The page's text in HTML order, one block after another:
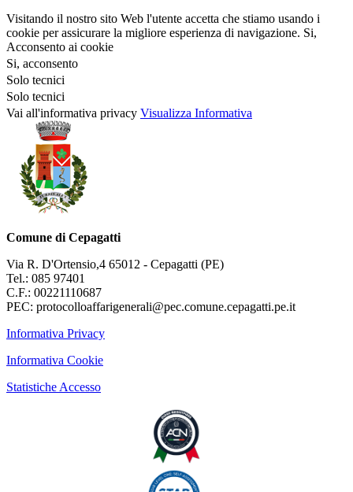
Visitando il nostro sito Web l'utente accetta che stiamo usando i
cookie per assicurare la migliore esperienza di navigazione. Si,
Acconsento ai cookie
Si, acconsento
Solo tecnici
Solo tecnici
Vai all'informativa privacy Visualizza Informativa
Comune di Cepagatti
Via R. D'Ortensio,4 65012 - Cepagatti (PE)
Tel.: 085 97401
C.F.: 00221110687
PEC: protocolloaffarigenerali@pec.comune.cepagatti.pe.it
Informativa Privacy
Informativa Cookie
Statistiche Accesso